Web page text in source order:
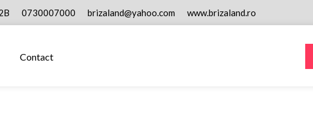
0730007000 brizaland@yahoo.com www.brizaland.ro
Contact